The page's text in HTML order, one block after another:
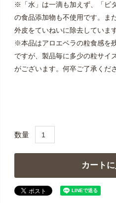
※「水」は一滴も加えず、「ビ
の食品添加物も不使用です。ま
外皮をていねいに除去しています
※本品はアロエベラの粒食感を
ですが、製品毎に多少の粒サイ
がございます。何卒ご了承くださ
カート